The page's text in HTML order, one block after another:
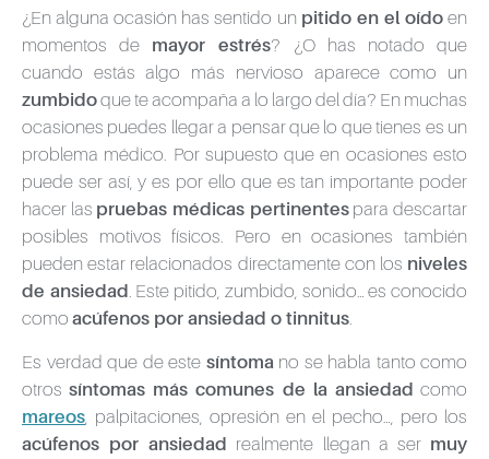
¿En alguna ocasión has sentido un pitido en el oídoen
momentos de mayor estrés? ¿O has notado que
cuando estás algo más nervioso aparece como un
zumbidoque te acompaña a lo largo del día? En muchas
ocasiones puedes llegar a pensar que lo que tienes es un
problema médico. Por supuesto que en ocasiones esto
puede ser así, y es por ello que es tan importante poder
hacer las pruebas médicas pertinentespara descartar
posibles motivos físicos. Pero en ocasiones también
pueden estar relacionados directamente con los niveles
de ansiedad. Este pitido, zumbido, sonido… es conocido
como acúfenos por ansiedad o tinnitus.
Es verdad que de este síntoma no se habla tanto como
otrossíntomas más comunes de la ansiedad como
mareos , palpitaciones, opresión en el pecho…, pero los
acúfenos por ansiedad realmente llegan a ser muy